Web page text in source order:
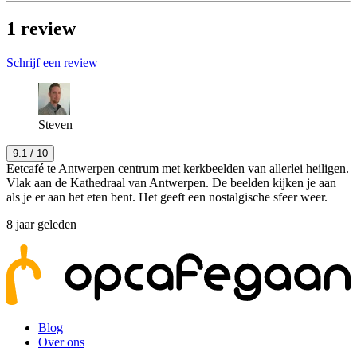
1 review
Schrijf een review
Steven
9.1 / 10
Eetcafé te Antwerpen centrum met kerkbeelden van allerlei heiligen.
Vlak aan de Kathedraal van Antwerpen. De beelden kijken je aan
als je er aan het eten bent. Het geeft een nostalgische sfeer weer.
8 jaar geleden
Blog
Over ons